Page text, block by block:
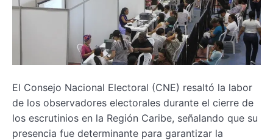
El Consejo Nacional Electoral (CNE) resaltó la labor
de los observadores electorales durante el cierre de
los escrutinios en la Región Caribe, señalando que su
presencia fue determinante para garantizar la